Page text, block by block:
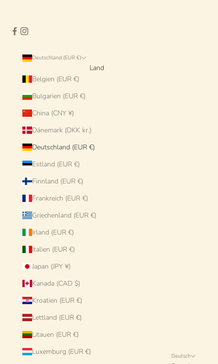
Deutschland (EUR €)
Land
Belgien (EUR €)
Bulgarien (EUR €)
China (CNY ¥)
Dänemark (DKK kr.)
Deutschland (EUR €)
Estland (EUR €)
Finnland (EUR €)
Frankreich (EUR €)
Griechenland (EUR €)
Irland (EUR €)
Italien (EUR €)
Japan (JPY ¥)
Kanada (CAD $)
Kroatien (EUR €)
Lettland (EUR €)
Litauen (EUR €)
Luxemburg (EUR €)
Deutsch